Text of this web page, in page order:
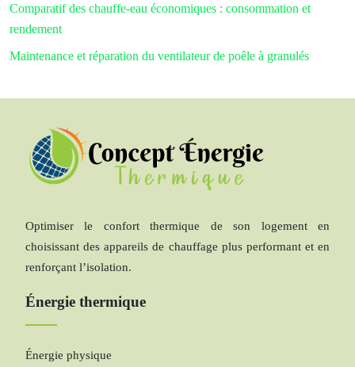
Comparatif des chauffe-eau économiques : consommation et
rendement
Maintenance et réparation du ventilateur de poêle à granulés
Optimiser le confort thermique de son logement en
choisissant des appareils de chauffage plus performant et en
renforçant l’isolation.
Énergie thermique
Énergie physique